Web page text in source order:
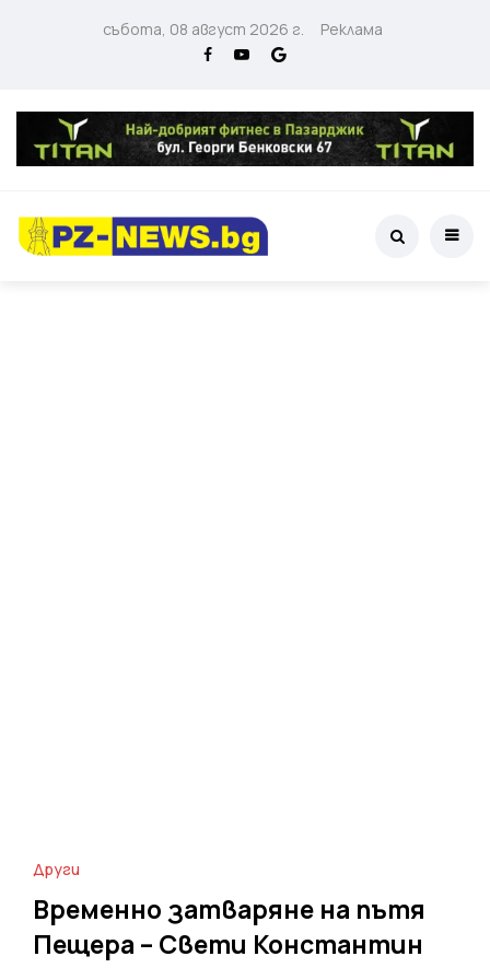
събота, 08 август 2026 г. Реклама
Други
Временно затваряне на пътя
Пещера – Свети Константин